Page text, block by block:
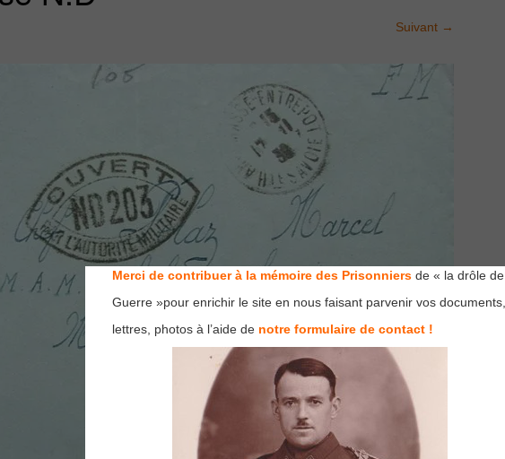
Suivant →
Merci de contribuer à la mémoire des Prisonniers de « la drôle de
Guerre »pour enrichir le site en nous faisant parvenir vos documents,
lettres, photos à l’aide de notre formulaire de contact !